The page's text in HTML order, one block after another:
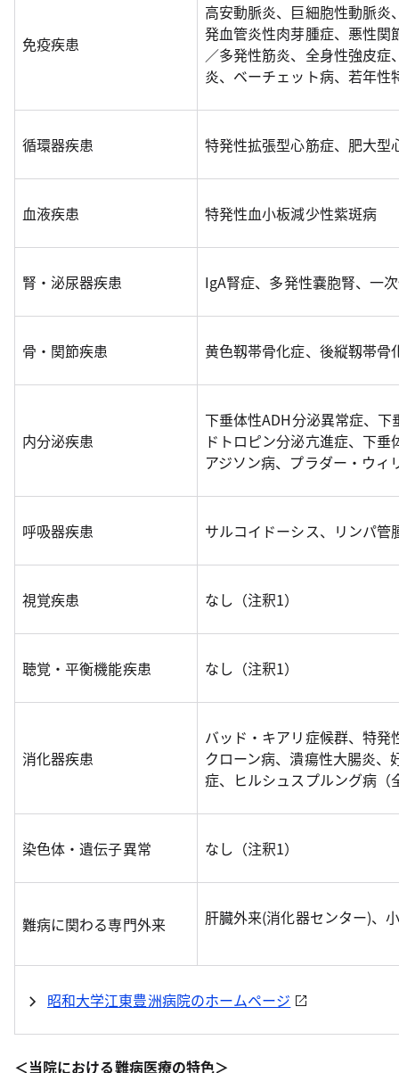
免疫疾患
高安動脈炎、巨細胞性動脈
発血管炎性肉芽腫症、悪性関
／多発性筋炎、全身性強皮
炎、ベーチェット病、若年
循環器疾患 特発性拡張型心筋症、肥大
血液疾患 特発性血小板減少性紫斑病
腎・泌尿器疾患 IgA腎症、多発性嚢胞腎、一
骨・関節疾患 黄色靱帯骨化症、後縦靱帯骨
内分泌疾患
下垂体性ADH分泌異常症、
ドトロピン分泌亢進症、下
アジソン病、プラダー・ウィ
呼吸器疾患 サルコイドーシス、リンパ
視覚疾患 なし（注釈1）
聴覚・平衡機能疾患 なし（注釈1）
消化器疾患
バッド・キアリ症候群、特
クローン病、潰瘍性大腸炎
症、ヒルシュスプルング病
染色体・遺伝子異常 なし（注釈1）
難病に関わる専門外来 肝臓外来(消化器センター)、
昭和大学江東豊洲病院のホームページ
＜当院における難病医療の特色＞